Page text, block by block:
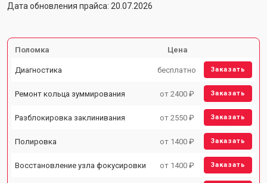
Дата обновления прайса: 20.07.2026
Поломка Цена
Диагностика бесплатно Заказать
Ремонт кольца зуммирования от 2400 ₽ Заказать
Разблокировка заклинивания от 2550 ₽ Заказать
Полировка от 1400 ₽ Заказать
Восстановление узла фокусировки от 1400 ₽ Заказать